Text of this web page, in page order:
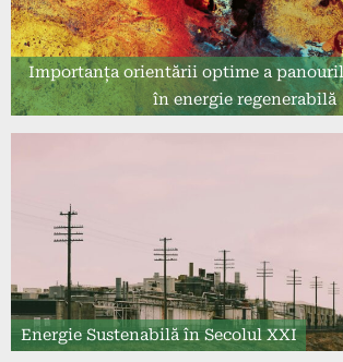
Importanța orientării optime a
în energie regenerabilă
Energie Sustenabilă în Secolul XXI